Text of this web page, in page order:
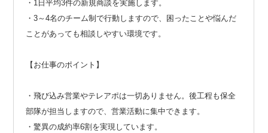
・1日平均3件の新規商談を実施します。
・3～4名のチーム制で行動しますので、困ったことや悩んだ
ことがあっても相談しやすい環境です。
【お仕事のポイント】
・飛び込み営業やテレアポは一切ありません。後工程も保全
部隊が担当しますので、営業活動に集中できます。
・驚異の成約率6割を実現しています。